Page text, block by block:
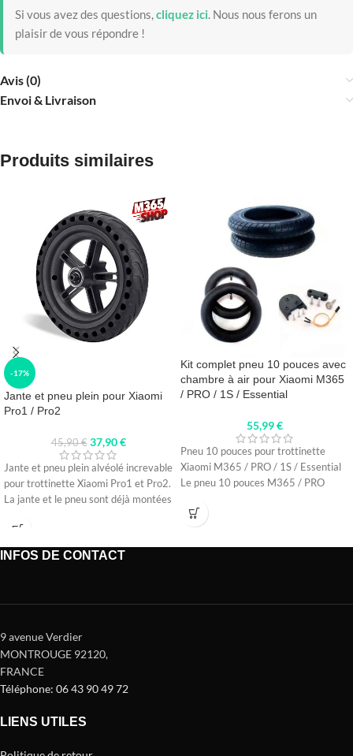
Si vous avez des questions,cliquez ici. Nous nous ferons un
plaisir de vous répondre !
Avis (0)
Envoi & Livraison
Produits similaires
-17%
Jante et pneu plein pour Xiaomi
Pro1 / Pro2
45,90€ 37,90€
Jante et pneu plein alvéolé increvable
pour trottinette Xiaomi Pro1 et Pro2.
La jante et le pneu sont déjà montées
Kit complet pneu 10 pouces avec
chambre à air pour Xiaomi M365
/ PRO / 1S / Essential
55,99€
Pneu 10 pouces pour trottinette
Xiaomi M365 / PRO / 1S / Essential
Le pneu 10 pouces M365 / PRO
INFOS DE CONTACT
9 avenue Verdier
MONTROUGE 92120,
FRANCE
Téléphone: 06 43 90 49 72
LIENS UTILES